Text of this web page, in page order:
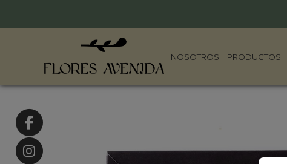
NOSOTROS PRODUCTOS